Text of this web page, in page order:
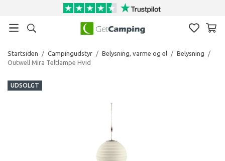
Startsiden / Campingudstyr / Belysning, varme og el / Belysning
/
Outwell Mira Teltlampe Hvid
UDSOLGT